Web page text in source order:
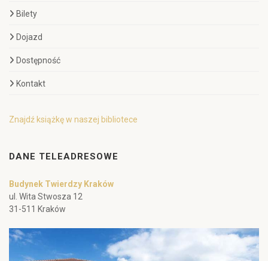
Bilety
Dojazd
Dostępność
Kontakt
Znajdź książkę w naszej bibliotece
DANE TELEADRESOWE
Budynek Twierdzy Kraków
ul. Wita Stwosza 12
31-511 Kraków